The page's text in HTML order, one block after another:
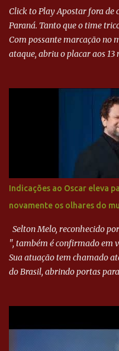
Click to Play Apostar fora de
Paraná. Tanto que o time
Com possante marcação no
ataque, abriu o placar aos
Paraná ampliou a vantagem
desviou cruzamento de
direito de Harlei. O goleiro
bola, mas não o suficiente
Goiás era nulo, tanto que o
minutos, Jefferson cabeceou
minutos depois, Wellington
goleiro rival, que novamente
outra boa chance, mas parou
Indicações ao Oscar eleva
novamente os olhares do
Selton Melo, reconhecido
", também é confirmado em
Sua atuação tem chamado
do Brasil, abrindo portas